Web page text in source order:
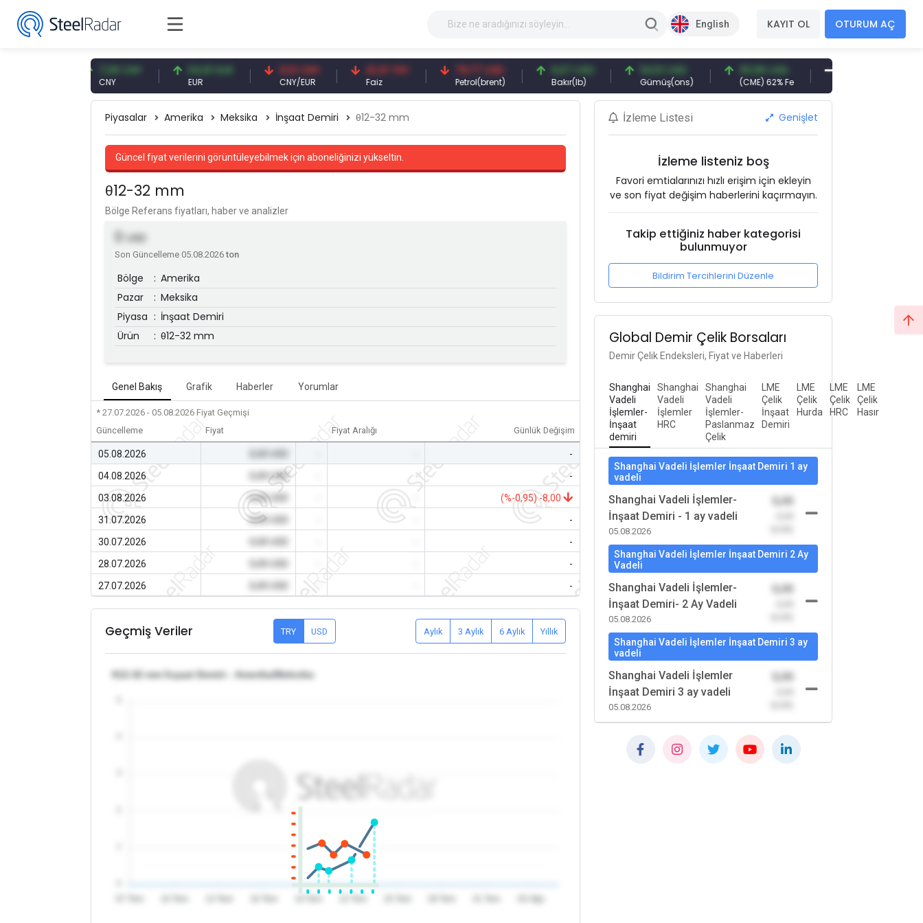
English KAYIT OL OTURUM AÇ
7,08 CNY 54,91 EUR
EUR
0,13 CNY
CNY/EUR
41,41 TRY
Faiz
79,77 USD
Petrol(brent)
6,67 USD
Bakır(lb)
94,51 USD
Gümüş(ons)
93,96 USD
(CME) 62% Fe
377,25 USD
Gemi Söküm
Piyasalar Amerika Meksika İnşaat Demiri θ12-32 mm
Güncel fiyat verilerini görüntüleyebilmek için aboneliğinizi yükseltin.
θ12-32 mm
Bölge Referans fiyatları, haber ve analizler
0 USD
Son Güncelleme 05.08.2026ton
Bölge : Amerika
Pazar
: Meksika
Piyasa : İnşaat Demiri
Ürün
: θ12-32 mm
Genel Bakış Grafik Haberler Yorumlar
* 27.07.2026 - 05.08.2026 Fiyat Geçmişi
Güncelleme
Fiyat Fiyat Aralığı Günlük Değişim
05.08.2026
-
04.08.2026
0,00 USD -
-
03.08.2026
0,00 USD
(%-0,95) -8,00
31.07.2026
0,00 USD
-
30.07.2026
-
28.07.2026
-
27.07.2026
-
Geçmiş Veriler TRY USD Aylık 3 Aylık 6 Aylık Yıllık
θ12-32 mm İnşaat Demiri - Amerika/Meksika
İzleme Listesi Genişlet
İzleme listeniz boş
Favori emtialarınızı hızlı erişim için ekleyin
ve son fiyat değişim haberlerini kaçırmayın.
Takip ettiğiniz haber kategorisi
bulunmuyor
Bildirim Tercihlerini Düzenle
Global Demir Çelik Borsaları
Demir Çelik Endeksleri, Fiyat ve Haberleri
Shanghai
Vadeli
İşlemler-
İnşaat
demiri
Shanghai
Vadeli
İşlemler
HRC
Shanghai
Vadeli
İşlemler-
Paslanmaz
Çelik
LME
Çelik
İnşaat
Demiri
LME
Çelik
Hurda
LME
Çelik
HRC
LME
Çelik
Hasır
Shanghai Vadeli İşlemler İnşaat Demiri 1 ay
vadeli
Shanghai Vadeli İşlemler-
İnşaat Demiri - 1 ay vadeli
05.08.2026
Shanghai Vadeli İşlemler İnşaat Demiri 2 Ay
Vadeli
Shanghai Vadeli İşlemler-
İnşaat Demiri- 2 Ay Vadeli
05.08.2026
Shanghai Vadeli İşlemler İnşaat Demiri 3 ay
vadeli
Shanghai Vadeli İşlemler
İnşaat Demiri 3 ay vadeli
05.08.2026